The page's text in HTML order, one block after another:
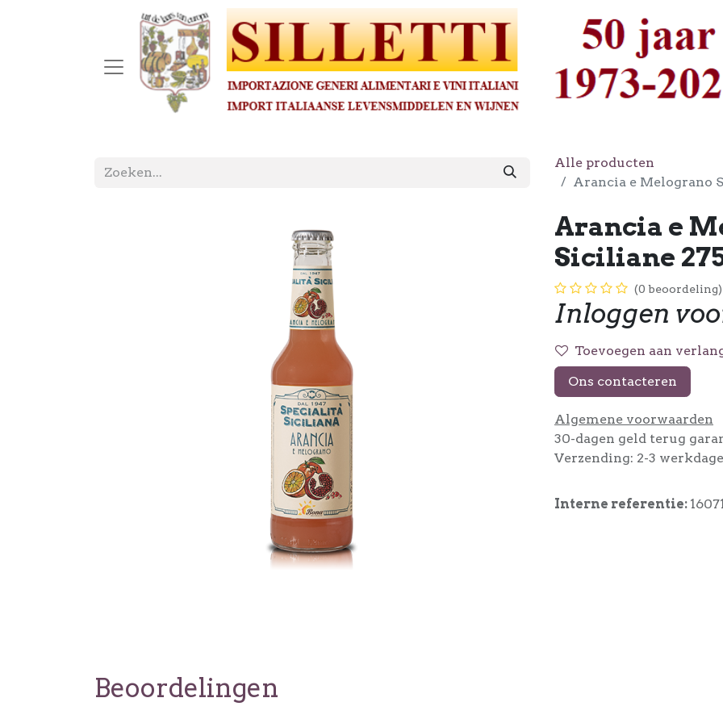
Alle producten
Arancia e Melograno
Arancia e
Siciliane
(0 beoordeling)
Inloggen
Toevoegen aan
Ons contacteren
Algemene voorwaarden
30-dagen geld terug
Verzending: 2-3
Interne referentie:
Beoordelingen